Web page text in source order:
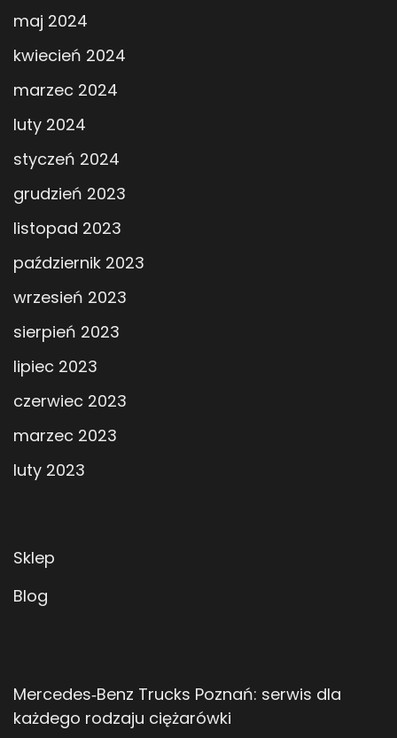
maj 2024
kwiecień 2024
marzec 2024
luty 2024
styczeń 2024
grudzień 2023
listopad 2023
październik 2023
wrzesień 2023
sierpień 2023
lipiec 2023
czerwiec 2023
marzec 2023
luty 2023
Sklep
Blog
Mercedes‑Benz Trucks Poznań: serwis dla
każdego rodzaju ciężarówki